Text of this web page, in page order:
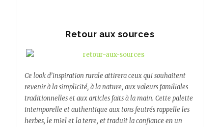
Retour aux sources
Ce look d’inspiration rurale attirera ceux qui souhaitent
revenir à la simplicité, à la nature, aux valeurs familiales
traditionnelles et aux articles faits à la main. Cette palette
intemporelle et authentique aux tons feutrés rappelle les
herbes, le miel et la terre, et traduit la confiance en un